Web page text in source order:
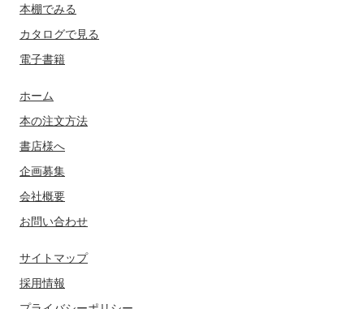
本棚でみる
カタログで見る
電子書籍
ホーム
本の注文方法
書店様へ
企画募集
会社概要
お問い合わせ
サイトマップ
採用情報